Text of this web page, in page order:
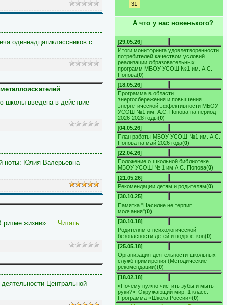
одиннадцатиклассников с
школы введена в действие
ноты: Юлия Валерьевна
жизни». ... Читать
Центральной
31
А что у нас новенького?
[29.05.26]
Итоги мониторинга удовлетворенности
потребителей качеством условий
реализации образовательных
программ МБОУ УСОШ №1 им. А.С.
Попова(0)
[18.05.26]
Программа в области
энергосбережения и повышения
энергетической эффективности МБОУ
УСОШ №1 им. А.С. Попова на период
2026-2028 годы(0)
[04.05.26]
План работы МБОУ УСОШ №1 им. А.С.
Попова на май 2026 года(0)
[22.04.26]
Положение о школьной библиотеке
МБОУ УСОШ № 1 им А.С. Попова(0)
[21.05.26]
Рекомендации детям и родителям(0)
[30.10.25]
Памятка "Насилие не терпит
молчания"(0)
[30.10.18]
Родителям о психологической
безопасности детей и подростков(0)
[25.05.18]
Организация деятельности школьных
служб примирения (Методические
рекомендации)(0)
[18.02.18]
«Почему нужно чистить зубы и мыть
руки?». Окружающий мир, 1 класс.
Программа «Школа России»(0)